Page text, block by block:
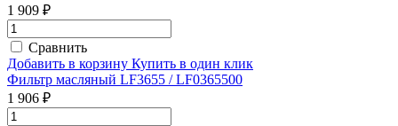
1 909 ₽
Сравнить
Добавить в корзину Купить в один клик
Фильтр масляный LF3655 / LF0365500
1 906 ₽